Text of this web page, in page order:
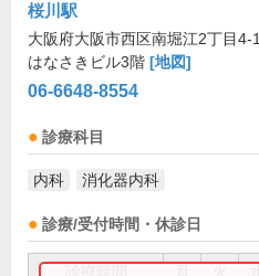
桜川駅
大阪府大阪市西区南堀江2丁目4-1
はなさきビル3階 [地図]
06-6648-8554
診療科目
内科 消化器内科
診療/受付時間・休診日